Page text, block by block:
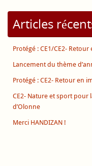
Articles
Protégé : CE1/CE2-
Lancement du thème
Protégé : CE2- Retour en
CE2- Nature et sport pour
d’Olonne
Merci HANDIZAN !